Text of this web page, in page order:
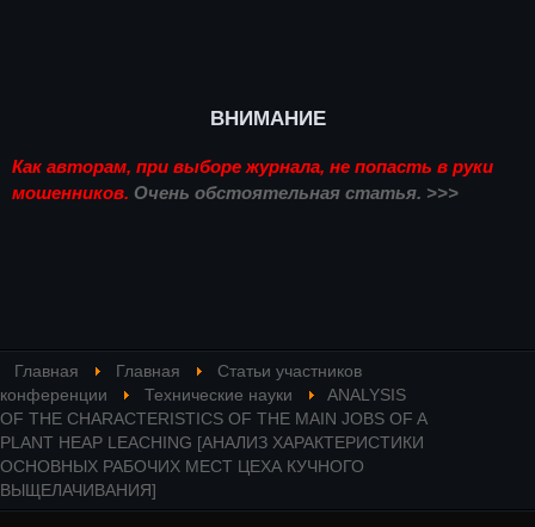
ВНИМАНИЕ
Как авторам, при выборе журнала, не попасть в руки
мошенников. Очень обстоятельная статья. >>>
Главная Главная
Статьи участников
конференции
Технические науки
ANALYSIS
OF THE CHARACTERISTICS OF THE MAIN JOBS OF A
PLANT HEAP LEACHING [АНАЛИЗ ХАРАКТЕРИСТИКИ
ОСНОВНЫХ РАБОЧИХ МЕСТ ЦЕХА КУЧНОГО
ВЫЩЕЛАЧИВАНИЯ]